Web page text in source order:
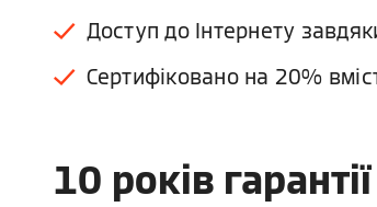
Доступ до Інтернету
Сертифіковано на 20%
10 років